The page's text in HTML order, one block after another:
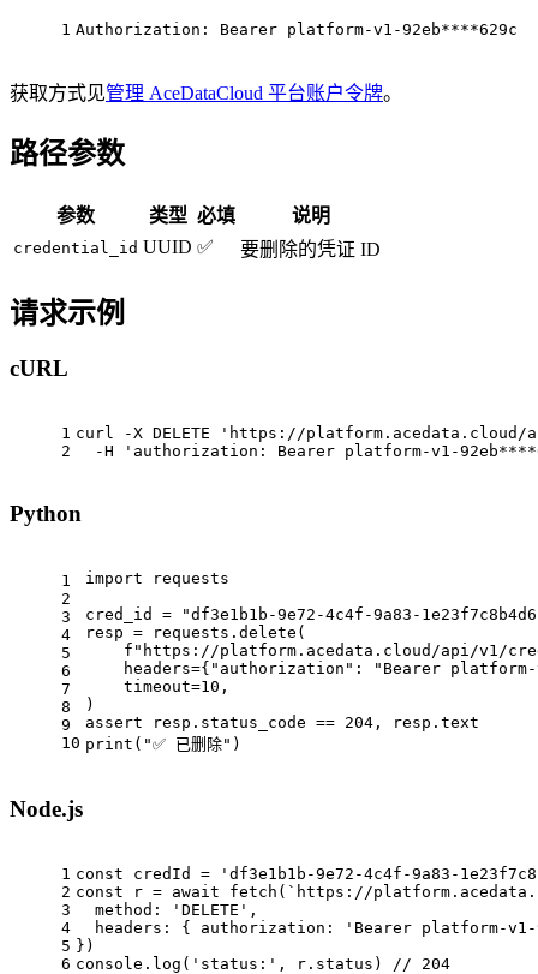
1 Authorization : Bearer platform-v1-92eb****629c
获取方式见管理 AceDataCloud 平台账户令牌。
路径参数
参数 类型 必填 说明
credential_id UUID ✅ 要删除的凭证 ID
请求示例
cURL
1
2
curl -X DELETE 'https://platform.acedata.cloud/
-H 'authorization: Bearer platform-v1-
Python
1
2
3
4
5
6
7
8
9
10
import requests
cred_id =
"df3e1b1b-9e72-4c4f-9a83-
resp = requests.delete(
f"https://platform.acedata.cloud/api/v1/
    headers={
"authorization" :
"Bearer
    timeout=
10 ,
)
assert resp.status_code == 204 , resp.text
print( "✅ 已删除" )
Node.js
1
2
3
4
5
6
const credId =
'df3e1b1b-9e72-4c4f-9a83-
const r = await fetch( `https://
  method:
'DELETE' ,
  headers: {
authorization :
'Bearer platform-
})
console .log( 'status:' , r.status) // 204